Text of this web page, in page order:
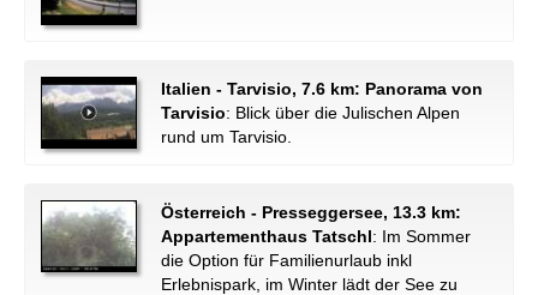
Italien - Tarvisio, 7.6 km: Panorama von
Tarvisio: Blick über die Julischen Alpen
rund um Tarvisio.
Österreich - Presseggersee, 13.3 km:
Appartementhaus Tatschl: Im Sommer
die Option für Familienurlaub inkl
Erlebnispark, im Winter lädt der See zu